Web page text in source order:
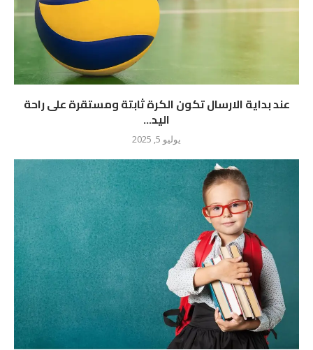
عند بداية الارسال تكون الكرة ثابتة ومستقرة على راحة
اليد...
يوليو 5, 2025